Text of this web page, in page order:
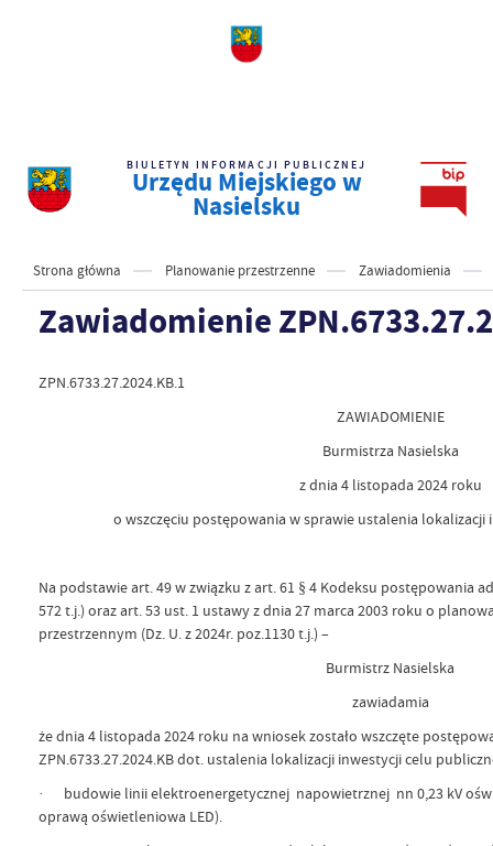
BIULETYN INFORMACJI PUBLICZNEJ
Urzędu Miejskiego w
Nasielsku
Strona główna Planowanie przestrzenne Zawiadomienia
Zawiadomienie
ZPN.6733.27.2024.KB.1
ZAWIADOMIENIE
Burmistrza Nasielska
z dnia 4 listopada 2024 roku
o wszczęciu postępowania w sprawie ustalenia
Na podstawie art. 49 w związku z art. 61 § 4 Kodeksu postępowania
572 t.j.) oraz art. 53 ust. 1 ustawy z dnia 27 marca 2003 roku o
przestrzennym (Dz. U. z 2024r. poz.1130 t.j.) –
Burmistrz Nasielska
zawiadamia
że dnia 4 listopada 2024 roku na wniosek zostało wszczęte
ZPN.6733.27.2024.KB dot. ustalenia lokalizacji inwestycji celu
· budowie linii elektroenergetycznej napowietrznej nn 0,23 kV
oprawą oświetleniowa LED).